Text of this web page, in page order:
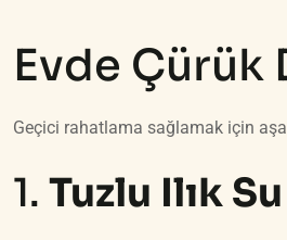
Evde Çürük
Geçici rahatlama sağlamak için
1. Tuzlu Ilık